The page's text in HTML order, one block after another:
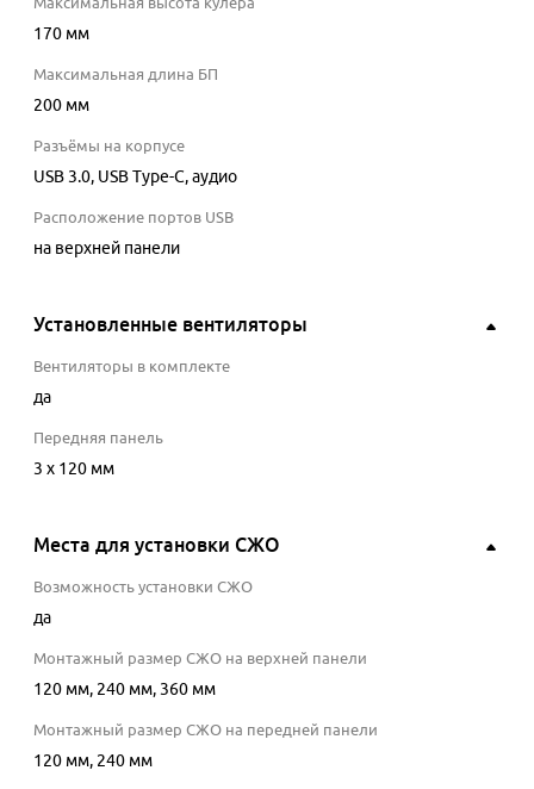
170 мм
Максимальная длина БП
200 мм
Разъёмы на корпусе
USB 3.0, USB Type-C, аудио
Расположение портов USB
на верхней панели
Установленные вентиляторы
Вентиляторы в комплекте
да
Передняя панель
3 x 120 мм
Места для установки СЖО
Возможность установки СЖО
да
Монтажный размер СЖО на верхней панели
120 мм, 240 мм, 360 мм
Монтажный размер СЖО на передней панели
120 мм, 240 мм